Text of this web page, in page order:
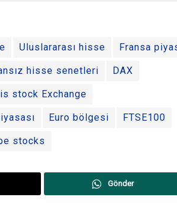
Uluslararası hisse Fransa
hisse senetleri DAX
stock Exchange
Euro bölgesi FTSE100
stocks
Gönder